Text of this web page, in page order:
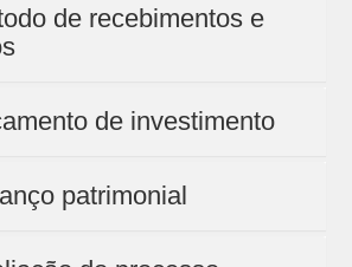
de recebimentos e
de investimento
patrimonial